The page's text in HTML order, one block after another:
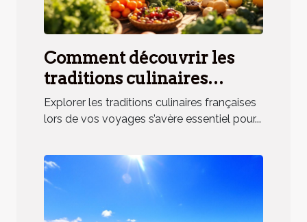
Comment découvrir les
traditions culinaires
françaises lors de vos
voyages ?
Explorer les traditions culinaires françaises
lors de vos voyages s’avère essentiel pour...